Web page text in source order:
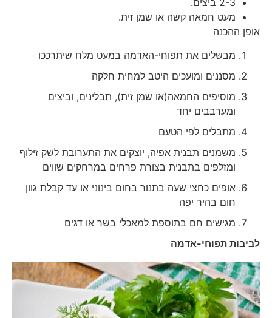
2-3 ביצים.
מעט חמאה קשה או שמן זית.
אופן ההכנה
מבשלים את תפוחי-האדמה במעט מלח שיתרככו
מסננים ומועכים היטב למחית חלקה
מוסיפים החמאה(או שמן זית), תבלינים, וביצים
ומערבבים יחד
מתבלים לפי הטעם
משמנים תבנית אפיה, יוצקים את התערובת לשק זילוף
ומזלפים בתבנית בצורת פרחים במרחקים שווים
אופים כחצי שעה בתנור בחום בינוני או עד קבלת גוון
חום בהיר יפה
מגישים חם בתוספת למאכלי בשר או דגים
לביבות תפוחי-אדמה